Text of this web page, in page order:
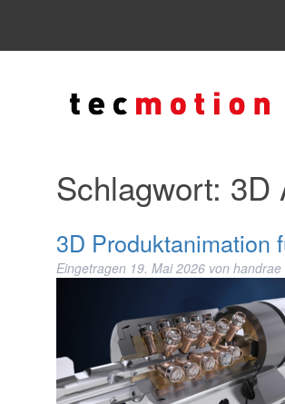
Schlagwort: 3D
3D Produktanimation
Eingetragen 19. Mai 2026 von handrae